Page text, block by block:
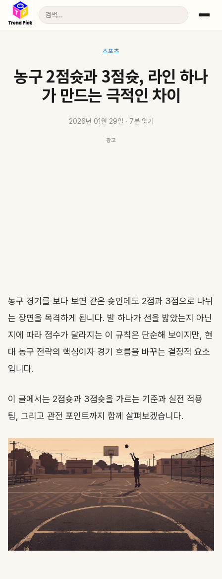
스포츠
농구 2점슛과 3점슛, 라인 하나
가 만드는 극적인 차이
2026년 01월 29일 · 7분 읽기
광고
농구 경기를 보다 보면 같은 슛인데도 2점과 3점으로 나뉘
는 장면을 목격하게 됩니다. 발 하나가 선을 밟았는지 아닌
지에 따라 점수가 달라지는 이 규칙은 단순해 보이지만, 현
대 농구 전략의 핵심이자 경기 흐름을 바꾸는 결정적 요소
입니다.
이 글에서는 2점슛과 3점슛을 가르는 기준과 실전 적용
팁, 그리고 관전 포인트까지 함께 살펴보겠습니다.